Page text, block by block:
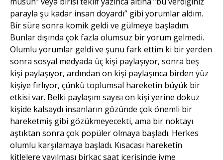
parayla şu kadar insan doyardı” gibi yorumlar aldım.
Bir süre sonra komik geldi ve gülmeye başladım.
Bunlar dışında çok fazla olumsuz bir yorum gelmedi.
Olumlu yorumlar geldi ve şunu fark ettim ki bir yerden
sonra sosyal medyada üç kişi paylaşıyor, sonra beş
kişi paylaşıyor, ardından on kişi paylaşınca birden yüz
kişiye fırlıyor, çünkü toplumsal hareketin büyük bir
etkisi var. Belki paylaşım sayısı on kişi yerine dokuz
kişide kalsaydı insanların gözünde çok önemli bir
hareketmiş gibi gözükmeyecekti, ama bir noktayı
aştıktan sonra çok popüler olmaya başladı. Herkes
olumlu karşılamaya başladı. Kısacası hareketin
kitlelere yayılması birkaç saat içerisinde ivme